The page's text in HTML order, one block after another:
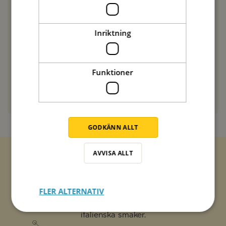
Tack så mycket för att du meddelade oss, jag har
nu ändrat i receptet. Hoppas det blir bättre
Emma från Zeta
Missa inte att vi har flera olika nyhetsbrev som
italienska smaker.
Inriktning
Funktioner
GODKÄNN ALLT
AVVISA ALLT
FLER ALTERNATIV